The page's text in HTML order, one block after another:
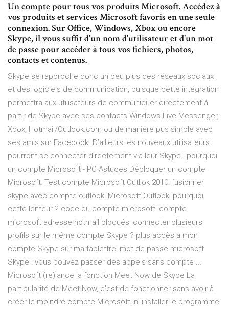
Un compte pour tous vos produits Microsoft. Accédez à
vos produits et services Microsoft favoris en une seule
connexion. Sur Office, Windows, Xbox ou encore
Skype, il vous suffit d’un nom d’utilisateur et d’un mot
de passe pour accéder à tous vos fichiers, photos,
contacts et contenus.
Skype se rapproche donc un peu plus des réseaux sociaux
et des logiciels de communication, puisque cette intégration
permettra aux utilisateurs de communiquer directement à
partir de Skype avec ses contacts Windows Live Messenger,
Xbox, Hotmail/Outlook.com ou de manière pus simple avec
ses amis sur Facebook. D’ailleurs les nouveaux utilisateurs
pourront se connecter directement via leur Skype : pourquoi
un compte Microsoft - PC Astuces Débloquer un compte
Microsoft: Test compte Microsoft Outllok 2010: fusionner
skype avec compte outlook: Microsoft Outlook, pourquoi
cette lenteur ? code du compte microsoft: compte
microsoft adresse hotmail bloqués: connecter plusieurs
profils sur le même compte Skype ? plus accès à mon
compte Skype sur ma tablettre: mot de passe microsoft
Skype : vous pouvez passer des appels sans compte ...
Microsoft (re)lance la fonction Meet Now de Skype La
particularité de Meet Now, c'est de fonctionner sans avoir à
créer le moindre compte Microsoft, ni installer le programme